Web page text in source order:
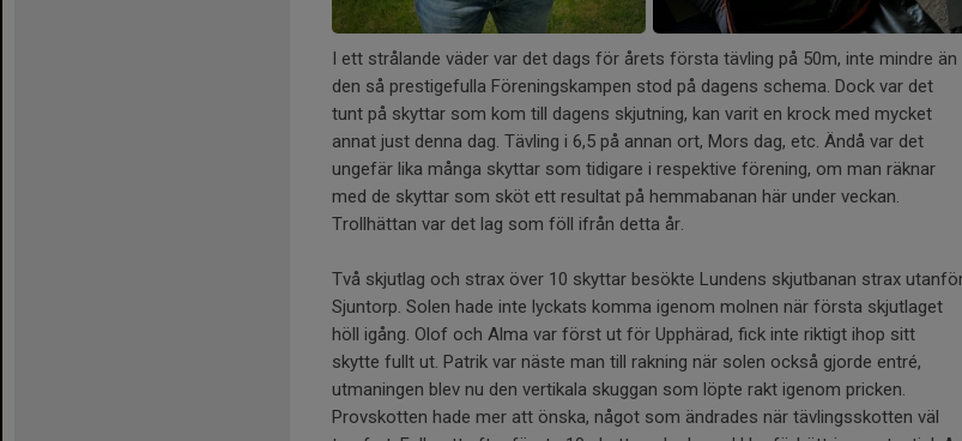
+6
I ett strålande väder var det dags för årets första tävling på 50m, inte mindre än
den så prestigefulla Föreningskampen stod på dagens schema. Dock var det
tunt på skyttar som kom till dagens skjutning, kan varit en krock med mycket
annat just denna dag. Tävling i 6,5 på annan ort, Mors dag, etc. Ändå var det
ungefär lika många skyttar som tidigare i respektive förening, om man räknar
med de skyttar som sköt ett resultat på hemmabanan här under veckan.
Trollhättan var det lag som föll ifrån detta år.
Två skjutlag och strax över 10 skyttar besökte Lundens skjutbanan strax
Sjuntorp. Solen hade inte lyckats komma igenom molnen när första skjutlaget
höll igång. Olof och Alma var först ut för Upphärad, fick inte riktigt ihop sitt
skytte fullt ut. Patrik var näste man till rakning när solen också gjorde entré,
utmaningen blev nu den vertikala skuggan som löpte rakt igenom pricken.
Provskotten hade mer att önska, något som ändrades när tävlingsskotten väl